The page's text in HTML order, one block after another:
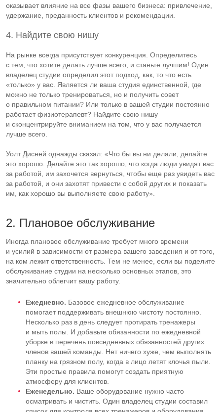
оказывает влияние на все фазы вашего бизнеса: привлечение,
удержание, преданность клиентов и рекомендации.
4. Найдите свою нишу
На рынке всегда присутствует конкуренция. Определитесь
с тем, что хотите делать лучше всего, и станьте лучшим! Один
владелец студии определил этот подход, как, то что есть
«только» у вас. Является ли ваша студия единственной, где
можно не только тренироваться, но и получить совет
о правильном питании? Или только в вашей студии постоянно
работает физиотерапевт? Найдите свою нишу
и сконцентрируйте вниманием на том, что у вас получается
лучше всего.
Уолт Дисней однажды сказал: «Что бы вы ни делали, делайте
это хорошо. Делайте это так хорошо, что когда люди увидят вас
за работой, им захочется вернуться, чтобы еще раз увидеть вас
за работой, и они захотят привести с собой других и показать
им, как хорошо вы выполняете свою работу».
2. Плановое обслуживание
Иногда плановое обслуживание требует много времени
и усилий в зависимости от размера вашего заведения и от того,
на ком лежит ответственность. Тем не менее, если вы поделите
обслуживание студии на несколько основных этапов, это
значительно облегчит вашу работу.
Ежедневно. Базовое ежедневное обслуживание
помогает поддерживать внешнюю чистоту постоянно.
Несколько раз в день следует протирать тренажеры
и мыть полы. И добавьте обязанности по ежедневной
уборке в перечень повседневных обязанностей других
членов вашей команды. Нет ничего хуже, чем выполнять
планку на грязном полу, когда в лицо летят клочья пыли.
Эти простые правила помогут создать приятную
атмосферу для клиентов.
Еженедельно. Ваше оборудование нужно часто
осматривать и чистить. Один владелец студии составил